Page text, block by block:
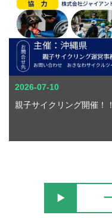
2026-07-10
親子サイクリング開催！！